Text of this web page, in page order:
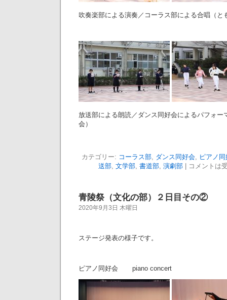
吹奏楽部による演奏／コーラス部による合唱（と
放送部による朗読／ダンス同好会によるパフォー
会）
カテゴリー: コーラス部, ダンス同好会, ピアノ
送部, 文学部, 書道部, 演劇部| コメントは
青陵祭（文化の部）２日目その②
2020年9月3日 木曜日
ステージ発表の様子です。
ピアノ同好会 piano concert